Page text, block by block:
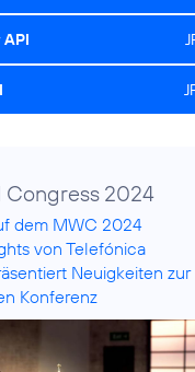
2024
dem MWC 2024
von Telefónica
Neuigkeiten zur
Konferenz